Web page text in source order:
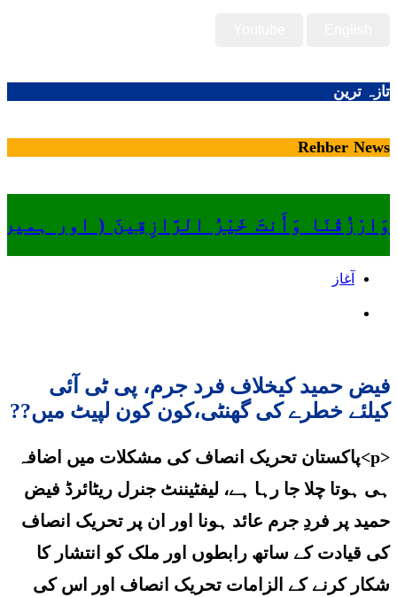
تازہ ترین
Rehber News
وَارْزُقْنَا وَأَنتَ خَيْرُ الرَّازِقِينَ ( اور
آغاز
فیض حمید کیخلاف فرد جرم، پی ٹی آئی
کیلئے خطرے کی گھنٹی،کون کون لپیٹ میں??
<p>پاکستان تحریک انصاف کی مشکلات میں اضافہ
ہی ہوتا چلا جا رہا ہے، لیفٹیننٹ جنرل ریٹائرڈ فیض
حمید پر فردِ جرم عائد ہونا اور ان پر تحریک انصاف
کی قیادت کے ساتھ رابطوں اور ملک کو انتشار کا
شکار کرنے کے الزامات تحریک انصاف اور اس کی